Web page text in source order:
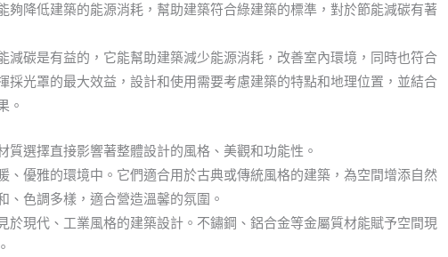
夠降低建築的能源消耗，幫助建築符合綠建築的標準，對於節能減碳有著
減碳是有益的，它能幫助建築減少能源消耗，改善室內環境，同時也符合
採光罩的最大效益，設計和使用需要考慮建築的特點和地理位置，並結合
。
選擇直接影響著整體設計的風格、美觀和功能性。
、優雅的環境中。它們適合用於古典或傳統風格的建築，為空間增添自然
色調多樣，適合營造溫馨的氛圍。
於現代、工業風格的建築設計。不鏽鋼、鋁合金等金屬質材能賦予空間現